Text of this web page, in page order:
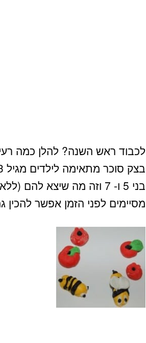
לכבוד ראש השנה? להלן כמה
בני 5 ו- 7 וזה מה שיצא
מסיימים לפני הזמן אפשר